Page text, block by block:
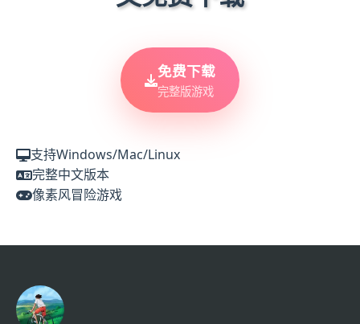
免费下载
完整版游戏
支持Windows/Mac/Linux
完整中文版本
像素风冒险游戏